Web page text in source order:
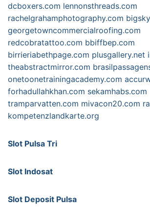
dcboxers.com lennonsthreads.com
rachelgrahamphotography.com
georgetowncommercialroofing.com
redcobratattoo.com bbiffbep.com
birrieriabethpage.com plusgallery.net
theabstractmirror.com
onetoonetrainingacademy.com
forhadullahkhan.com sekamhabs.com
tramparvatten.com mivacon20.com
kompetenzlandkarte.org
Slot Pulsa Tri
Slot Indosat
Slot Deposit Pulsa